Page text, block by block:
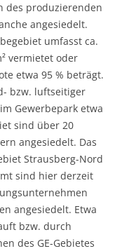
des produzierenden
angesiedelt.
umfasst ca.
vermietet oder
etwa 95 % beträgt.
bzw. luftseitiger
Gewerbepark etwa
sind über 20
angesiedelt. Das
Strausberg-Nord
sind hier derzeit
angesiedelt. Etwa
bzw. durch
des GE-Gebietes